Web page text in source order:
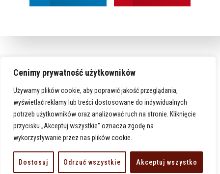
Cenimy prywatność użytkowników
Używamy plików cookie, aby poprawić jakość przeglądania,
wyświetlać reklamy lub treści dostosowane do indywidualnych
potrzeb użytkowników oraz analizować ruch na stronie. Kliknięcie
przycisku „Akceptuj wszystkie” oznacza zgodę na
wykorzystywanie przez nas plików cookie.
Dostosuj Odrzuć wszystkie Akceptuj wszystko